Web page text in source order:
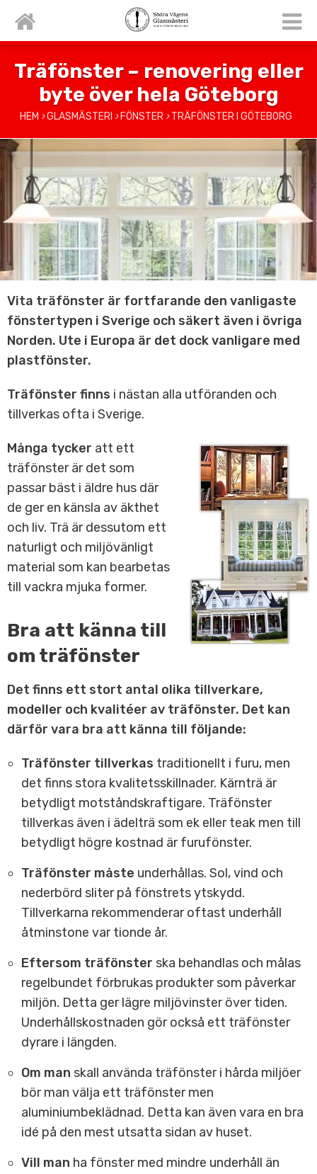
Träfönster – renovering eller
byte över hela Göteborg
HEM › GLASMÄSTERI › FÖNSTER › TRÄFÖNSTER I GÖTEBORG
Vita träfönster är fortfarande den vanligaste
fönstertypen i Sverige och säkert även i övriga
Norden. Ute i Europa är det dock vanligare med
plastfönster.
Träfönster finns i nästan alla utföranden och
tillverkas ofta i Sverige.
Många tycker att ett
träfönster är det som
passar bäst i äldre hus där
de ger en känsla av äkthet
och liv. Trä är dessutom ett
naturligt och miljövänligt
material som kan bearbetas
till vackra mjuka former.
Bra att känna till
om träfönster
Det finns ett stort antal olika tillverkare,
modeller och kvalitéer av träfönster. Det kan
därför vara bra att känna till följande:
Träfönster tillverkas traditionellt i furu, men
det finns stora kvalitetsskillnader. Kärnträ är
betydligt motståndskraftigare. Träfönster
tillverkas även i ädelträ som ek eller teak men till
betydligt högre kostnad är furufönster.
Träfönster måste underhållas. Sol, vind och
nederbörd sliter på fönstrets ytskydd.
Tillverkarna rekommenderar oftast underhåll
åtminstone var tionde år.
Eftersom träfönster ska behandlas och målas
regelbundet förbrukas produkter som påverkar
miljön. Detta ger lägre miljövinster över tiden.
Underhållskostnaden gör också ett träfönster
dyrare i längden.
Om man skall använda träfönster i hårda miljöer
bör man välja ett träfönster men
aluminiumbeklädnad. Detta kan även vara en bra
idé på den mest utsatta sidan av huset.
Vill man ha fönster med mindre underhåll än